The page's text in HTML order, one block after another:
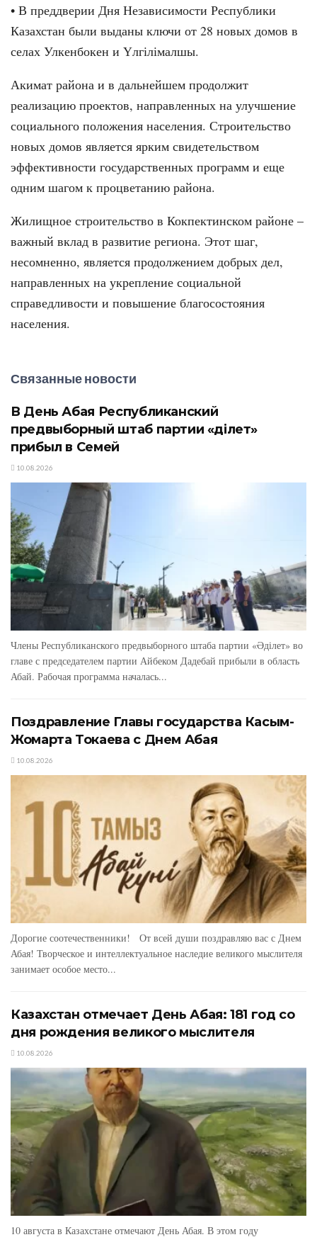
• В преддверии Дня Независимости Республики
Казахстан были выданы ключи от 28 новых домов в
селах Улкенбокен и Үлгілімалшы.
Акимат района и в дальнейшем продолжит
реализацию проектов, направленных на улучшение
социального положения населения. Строительство
новых домов является ярким свидетельством
эффективности государственных программ и еще
одним шагом к процветанию района.
Жилищное строительство в Кокпектинском районе –
важный вклад в развитие региона. Этот шаг,
несомненно, является продолжением добрых дел,
направленных на укрепление социальной
справедливости и повышение благосостояния
населения.
Связанные новости
В День Абая Республиканский
предвыборный штаб партии «Әділет»
прибыл в Семей
10.08.2026
Члены Республиканского предвыборного штаба партии «Әділет» во
главе с председателем партии Айбеком Дадебай прибыли в область
Абай. Рабочая программа началась...
Поздравление Главы государства Касым-
Жомарта Токаева с Днем Абая
10.08.2026
Дорогие соотечественники! От всей души поздравляю вас с Днем
Абая! Творческое и интеллектуальное наследие великого мыслителя
занимает особое место...
Казахстан отмечает День Абая: 181 год со
дня рождения великого мыслителя
10.08.2026
10 августа в Казахстане отмечают День Абая. В этом году